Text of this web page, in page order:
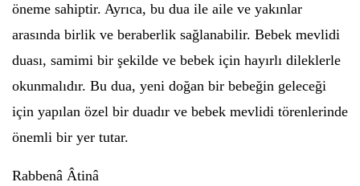
öneme sahiptir. Ayrıca, bu dua ile aile ve yakınlar
arasında birlik ve beraberlik sağlanabilir. Bebek mevlidi
duası, samimi bir şekilde ve bebek için hayırlı dileklerle
okunmalıdır. Bu dua, yeni doğan bir bebeğin geleceği
için yapılan özel bir duadır ve bebek mevlidi törenlerinde
önemli bir yer tutar.
Rabbenâ Âtinâ